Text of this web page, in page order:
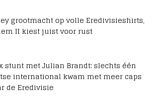
grootmacht op volle Eredivisieshirts,
II kiest juist voor rust
stunt met Julian Brandt: slechts één
international kwam met meer caps
de Eredivisie